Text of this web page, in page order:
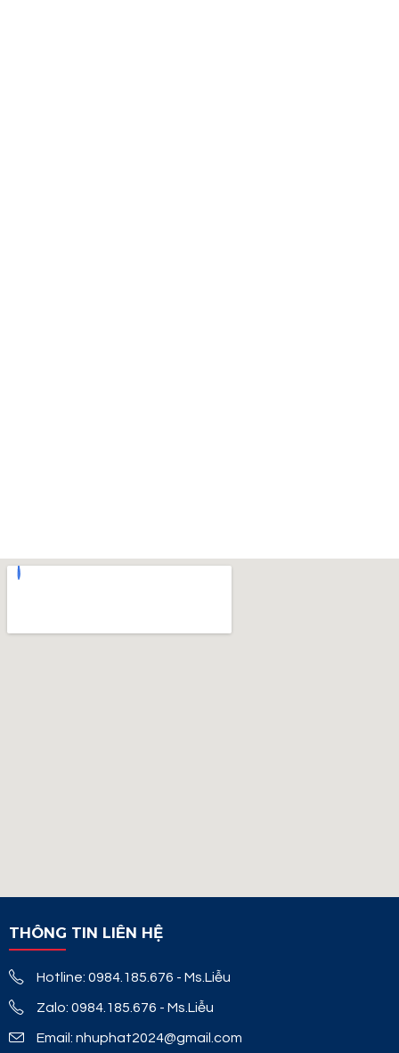
THÔNG TIN LIÊN HỆ
Hotline: 0984.185.676 - Ms.Liễu
Zalo: 0984.185.676 - Ms.Liễu
Email: nhuphat2024@gmail.com